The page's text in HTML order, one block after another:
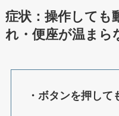
症状：操作しても
れ・便座が温まら
・ボタンを押して